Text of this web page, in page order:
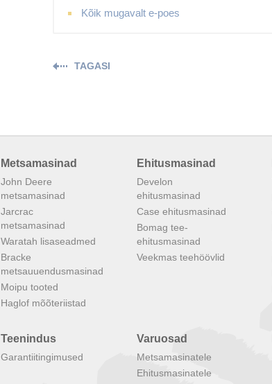
Kõik mugavalt e-poes
TAGASI
Metsamasinad
John Deere
metsamasinad
Jarcrac
metsamasinad
Waratah lisaseadmed
Bracke
metsauuendusmasinad
Moipu tooted
Haglof mõõteriistad
Ehitusmasinad
Develon
ehitusmasinad
Case ehitusmasinad
Bomag tee-
ehitusmasinad
Veekmas teehöövlid
Teenindus
Garantiitingimused
Varuosad
Metsamasinatele
Ehitusmasinatele